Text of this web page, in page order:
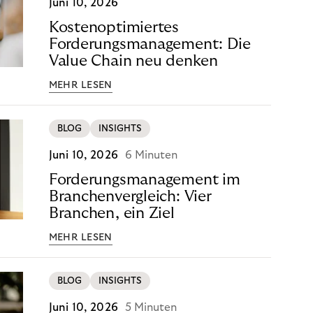
Juni 10, 2026
Kostenoptimiertes
Forderungsmanagement: Die
Value Chain neu denken
MEHR LESEN
BLOG INSIGHTS
Juni 10, 2026 6 Minuten
Forderungsmanagement im
Branchenvergleich: Vier
Branchen, ein Ziel
MEHR LESEN
BLOG INSIGHTS
Juni 10, 2026 5 Minuten